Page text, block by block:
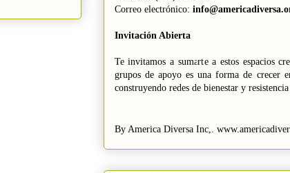
Correo electrónico:
Invitación Abierta
Te invitamos a sumarte a estos espacios
grupos de apoyo es una forma de crecer
construyendo redes de bienestar y
By America Diversa Inc,.